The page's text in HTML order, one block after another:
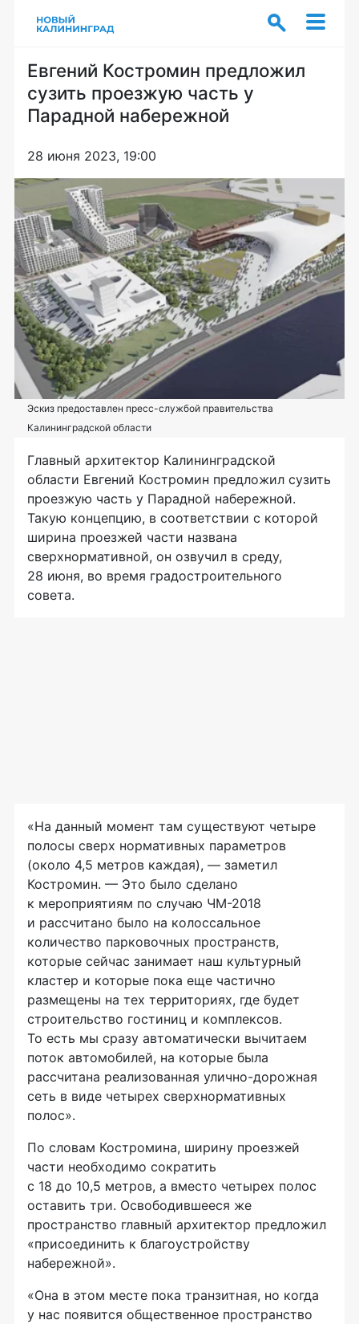
Евгений Костромин предложил
сузить проезжую часть у
Парадной набережной
28 июня 2023, 19:00
Эскиз предоставлен пресс-службой правительства
Калининградской области
Главный архитектор Калининградской
области Евгений Костромин предложил сузить
проезжую часть у Парадной набережной.
Такую концепцию, в соответствии с которой
ширина проезжей части названа
сверхнормативной, он озвучил в среду,
28 июня, во время градостроительного
совета.
«На данный момент там существуют четыре
полосы сверх нормативных параметров
(около 4,5 метров каждая), — заметил
Костромин. — Это было сделано
к мероприятиям по случаю ЧМ-2018
и рассчитано было на колоссальное
количество парковочных пространств,
которые сейчас занимает наш культурный
кластер и которые пока еще частично
размещены на тех территориях, где будет
строительство гостиниц и комплексов.
То есть мы сразу автоматически вычитаем
поток автомобилей, на которые была
рассчитана реализованная улично-дорожная
сеть в виде четырех сверхнормативных
полос».
По словам Костромина, ширину проезжей
части необходимо сократить
с 18 до 10,5 метров, а вместо четырех полос
оставить три. Освободившееся же
пространство главный архитектор предложил
«присоединить к благоустройству
набережной».
«Она в этом месте пока транзитная, но когда
у нас появится общественное пространство